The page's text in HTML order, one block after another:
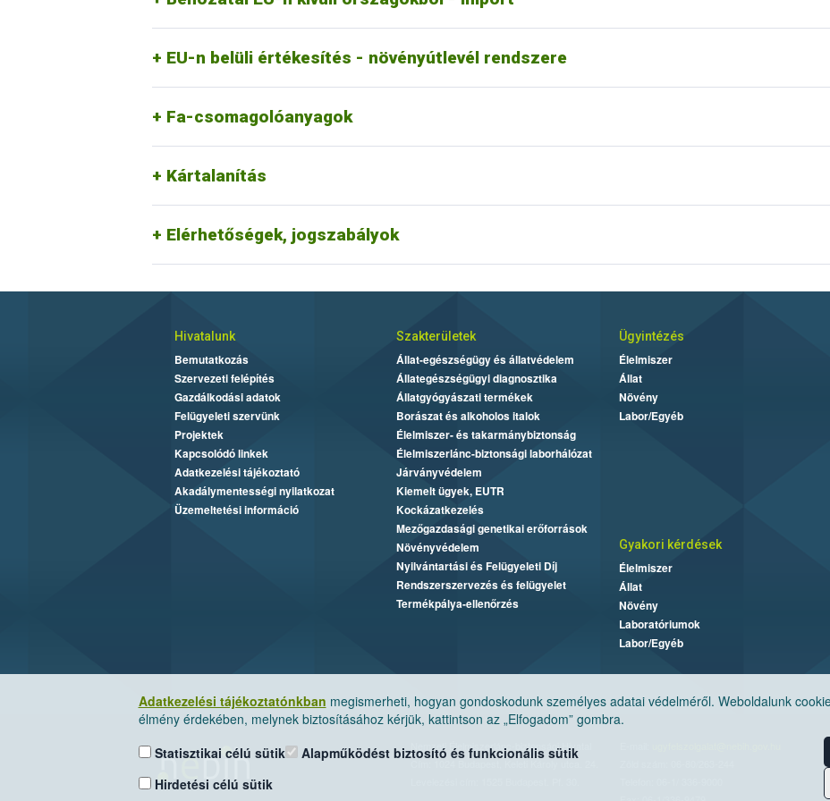
EU-n belüli értékesítés - növényútlevél rendszere
Fa-csomagolóanyagok
Kártalanítás
Elérhetőségek, jogszabályok
Adatkezelési tájékoztatónkban megismerheti, hogyan gondoskodunk személyes adatai védelméről. Weboldalunk
élmény érdekében, melynek biztosításához kérjük, kattintson az „Elfogadom” gombra.
Statisztikai célú sütik
Hirdetési célú sütik
Alapműködést biztosító és funkcionális sütik
Hivatalunk
Bemutatkozás
Szervezeti felépítés
Gazdálkodási adatok
Felügyeleti szervünk
Projektek
Kapcsolódó linkek
Adatkezelési tájékoztató
Akadálymentességi nyilatkozat
Üzemeltetési információ
Szakterületek
Állat-egészségügy és állatvédelem
Állategészségügyi diagnosztika
Állatgyógyászati termékek
Borászat és alkoholos italok
Élelmiszer- és takarmánybiztonság
Élelmiszerlánc-biztonsági laborhálózat
Járványvédelem
Kiemelt ügyek, EUTR
Kockázatkezelés
Mezőgazdasági genetikai erőforrások
Növényvédelem
Nyilvántartási és Felügyeleti Díj
Rendszerszervezés és felügyelet
Termékpálya-ellenőrzés
Ügyintézés
Élelmiszer
Állat
Növény
Labor/Egyéb
Gyakori kérdések
Élelmiszer
Állat
Növény
Laboratóriumok
Labor/Egyéb
Nemzeti Élelmiszerlánc-biztonsági Hivatal